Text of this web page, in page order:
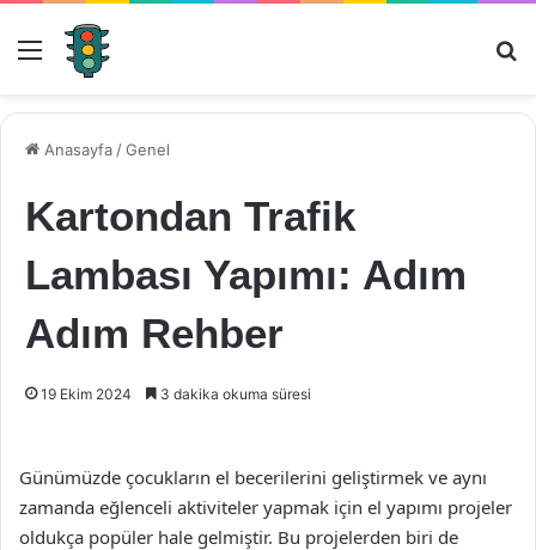
Menü
Anasayfa /Genel
Kartondan Trafik
Lambası Yapımı: Adım
Adım Rehber
19 Ekim 2024 3 dakika okuma süresi
Günümüzde çocukların el becerilerini geliştirmek ve aynı
zamanda eğlenceli aktiviteler yapmak için el yapımı projeler
oldukça popüler hale gelmiştir. Bu projelerden biri de